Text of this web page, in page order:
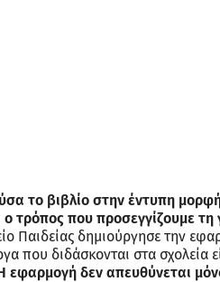
το βιβλίο στην έντυπη
ο τρόπος που προσεγγίζουμε
Παιδείας δημιούργησε την
που διδάσκονται στα
εφαρμογή δεν απευθύνεται